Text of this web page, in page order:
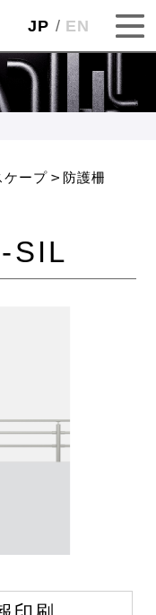
JP EN
ープ
防護柵
SIL